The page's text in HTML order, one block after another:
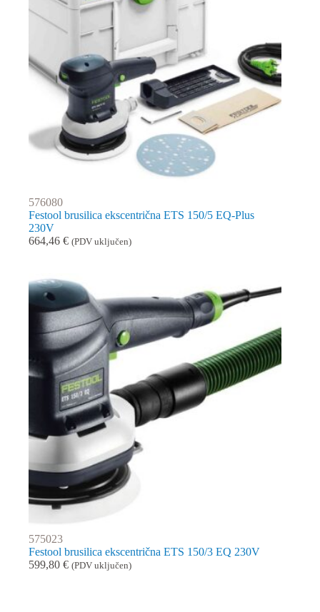
576080
Festool brusilica ekscentrična ETS 150/5 EQ-Plus
230V
664,46 € (PDV uključen)
575023
Festool brusilica ekscentrična ETS 150/3 EQ 230V
599,80 € (PDV uključen)